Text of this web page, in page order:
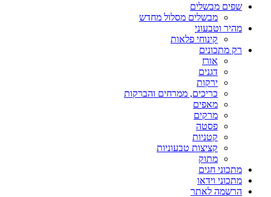
שפים מבשלים
מבשלים מסלול מחדש
מהיר וטבעוני
קינוחי פלאות
רק מתכונים
אורז
דגנים
ירקות
כריכים, ממרחים והברקות
מאפים
מרקים
פסטה
קטניות
קציצות טבעוניות
מתוק
מתכוני חגים
מתכוני וידאו
הרשמה לאתר